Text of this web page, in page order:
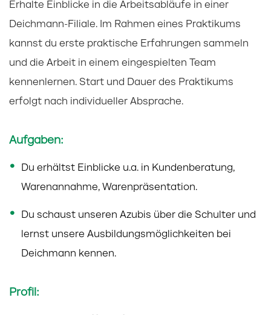
Erhalte Einblicke in die Arbeitsabläufe in einer
Deichmann-Filiale. Im Rahmen eines Praktikums
kannst du erste praktische Erfahrungen sammeln
und die Arbeit in einem eingespielten Team
kennenlernen. Start und Dauer des Praktikums
erfolgt nach individueller Absprache.
Aufgaben:
Du erhältst Einblicke u.a. in Kundenberatung,
Warenannahme, Warenpräsentation.
Du schaust unseren Azubis über die Schulter und
lernst unsere Ausbildungsmöglichkeiten bei
Deichmann kennen.
Profil: